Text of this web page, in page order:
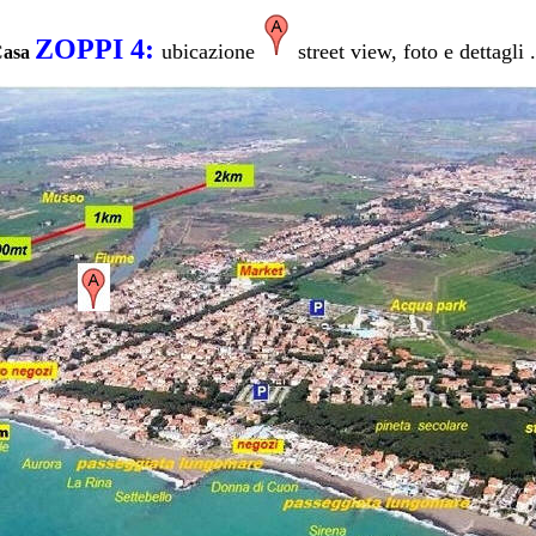
ZOPPI 4: ubicazione street view, foto e dettagli